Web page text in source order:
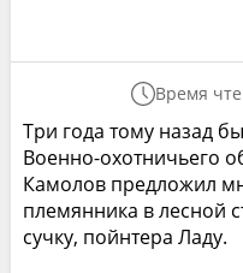
Время
Три года тому назад
Военно-охотничьего
Камолов предложил
племянника в лесной
сучку, пойнтера Ладу.